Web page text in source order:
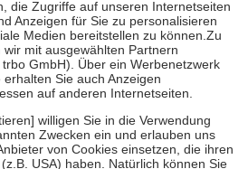
auch für Online-Apotheken.
Krankenpflege beträgt die
Kosten sowie zehn Euro je
für ihre eigene Gesundheit zu
Stellung der Familie zu unterstützen,
bei:
bis zum vollendeten 18. Lebensjahr